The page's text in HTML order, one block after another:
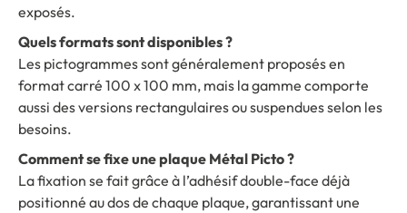
exposés.
Quels formats sont disponibles ?
Les pictogrammes sont généralement proposés en
format carré 100 x 100 mm, mais la gamme comporte
aussi des versions rectangulaires ou suspendues selon les
besoins.
Comment se fixe une plaque Métal Picto ?
La fixation se fait grâce à l’adhésif double-face déjà
positionné au dos de chaque plaque, garantissant une